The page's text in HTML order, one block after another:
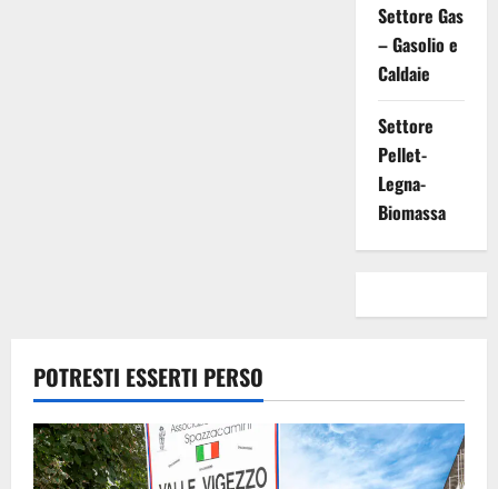
Settore Gas
– Gasolio e
Caldaie
Settore
Pellet-
Legna-
Biomassa
POTRESTI ESSERTI PERSO